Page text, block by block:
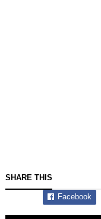
SHARE THIS
Facebook